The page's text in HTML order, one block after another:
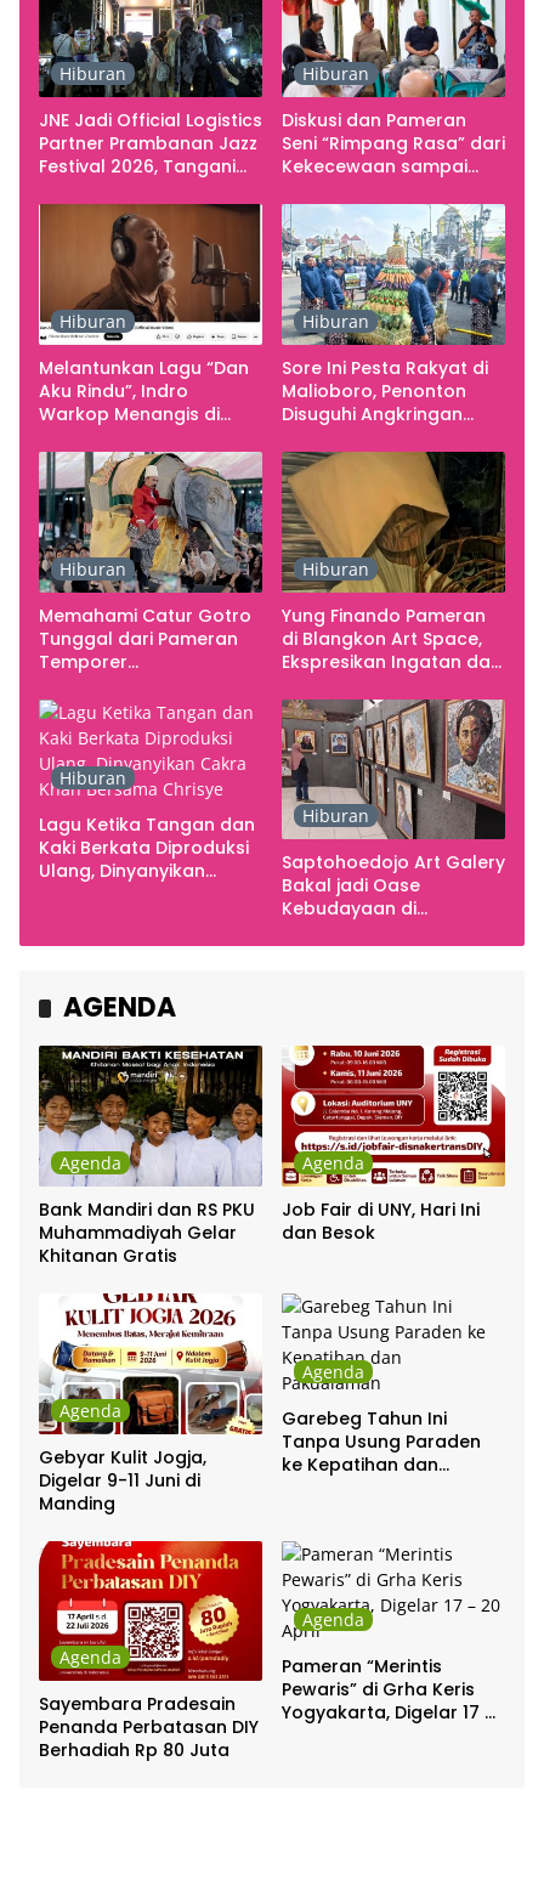
Hiburan
JNE Jadi Official Logistics
Partner Prambanan Jazz
Festival 2026, Tangani
Kebutuhan Konser
Hiburan
Diskusi dan Pameran
Seni “Rimpang Rasa” dari
Kekecewaan sampai
Yogyakarta sebagai
Pusat Pergerakan Seni
Rupa Indonesia
Hiburan
Melantunkan Lagu “Dan
Aku Rindu”, Indro
Warkop Menangis di
Hiburan
Sore Ini Pesta Rakyat di
Malioboro, Penonton
Disuguhi Angkringan
Hiburan
Memahami Catur Gotro
Tunggal dari Pameran
Temporer
Hiburan
Yung Finando Pameran
di Blangkon Art Space,
Ekspresikan Ingatan dan
Hiburan
Lagu Ketika Tangan dan
Kaki Berkata Diproduksi
Ulang, Dinyanyikan
Hiburan
Saptohoedojo Art Galery
Bakal jadi Oase
Kebudayaan di
AGENDA
Agenda
Bank Mandiri dan RS PKU
Muhammadiyah Gelar
Khitanan Gratis
Agenda
Job Fair di UNY, Hari Ini
dan Besok
Agenda
Gebyar Kulit Jogja,
Digelar 9-11 Juni di
Manding
Agenda
Garebeg Tahun Ini
Tanpa Usung Paraden
ke Kepatihan dan
Agenda
Sayembara Pradesain
Penanda Perbatasan DIY
Berhadiah Rp 80 Juta
Agenda
Pameran “Merintis
Pewaris” di Grha Keris
Yogyakarta, Digelar 17 –